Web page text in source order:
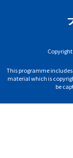
This programme
material which is
be